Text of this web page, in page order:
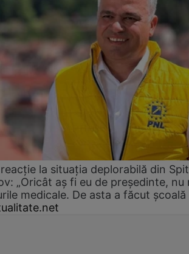
la situația deplorabilă din
„Oricât aș fi eu de președinte, nu
medicale. De asta a făcut școală